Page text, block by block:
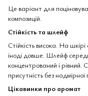
Це варіант для
композицій.
Стійкість та шлейф
Стійкість висока. На
іноді довше. Шлейф
концентрований і
присутність без надмірної
Цікавинки про аромат